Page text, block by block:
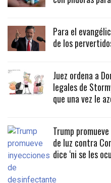
Para el
de los
Juez ordena a
legales de
que una vez le
Trump
de luz contra
dice ‘ni se les